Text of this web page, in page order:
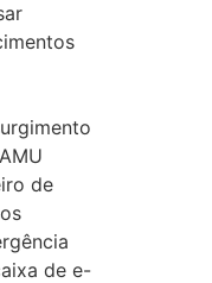
de
de e-